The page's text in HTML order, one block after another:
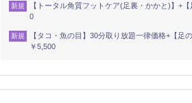
新規
【トータル角質フットケア(足裏・かかと)】+
0
新規
【タコ・魚の目】30分取り放題一律価格+【足
￥5,500